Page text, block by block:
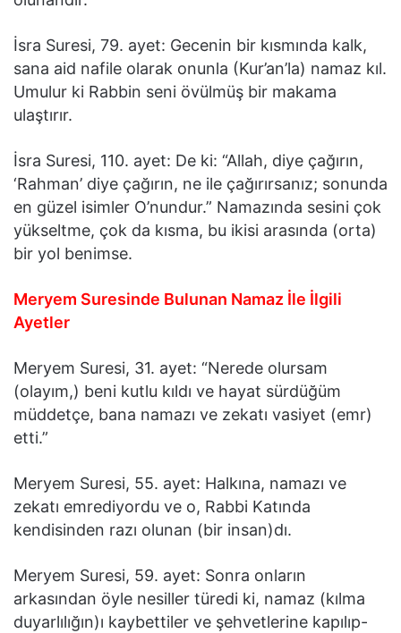
İsra Suresi, 79. ayet: Gecenin bir kısmında kalk,
sana aid nafile olarak onunla (Kur’an’la) namaz kıl.
Umulur ki Rabbin seni övülmüş bir makama
ulaştırır.
İsra Suresi, 110. ayet: De ki: “Allah, diye çağırın,
‘Rahman’ diye çağırın, ne ile çağırırsanız; sonunda
en güzel isimler O’nundur.” Namazında sesini çok
yükseltme, çok da kısma, bu ikisi arasında (orta)
bir yol benimse.
Meryem Suresinde Bulunan Namaz İle İlgili
Ayetler
Meryem Suresi, 31. ayet: “Nerede olursam
(olayım,) beni kutlu kıldı ve hayat sürdüğüm
müddetçe, bana namazı ve zekatı vasiyet (emr)
etti.”
Meryem Suresi, 55. ayet: Halkına, namazı ve
zekatı emrediyordu ve o, Rabbi Katında
kendisinden razı olunan (bir insan)dı.
Meryem Suresi, 59. ayet: Sonra onların
arkasından öyle nesiller türedi ki, namaz (kılma
duyarlılığın)ı kaybettiler ve şehvetlerine kapılıp-